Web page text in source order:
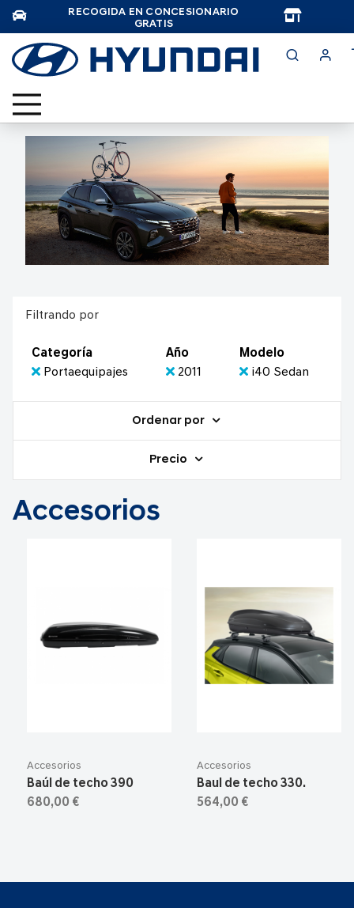
RECOGIDA EN CONCESIONARIO
GRATIS
Filtrando por
Categoría
Portaequipajes
Año
2011
Modelo
i40 Sedan
Ordenar por
Precio
Accesorios
Accesorios
Baúl de techo 390
680,00 €
Accesorios
Baul de techo 330.
564,00 €